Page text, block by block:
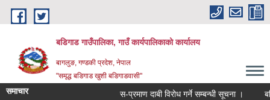
Skip to main content
बडिगाड गाउँपालिका, गाउँ कार्यपालिकाको कार्यालय
बागलुङ, गण्डकी प्रदेश, नेपाल
"समृद्ध बडिगाड खुशी बडिगाडवासी"
समाचार स-प्रमाण दाबी विरोध गर्ने सम्बन्धी सूचना ।